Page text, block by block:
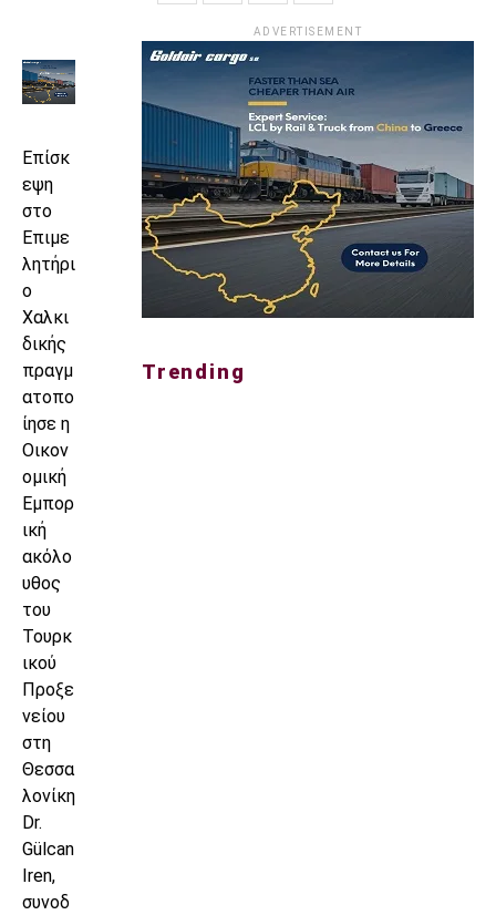
Επίσκ
εψη
στο
Επιμε
λητήρι
ο
Χαλκι
δικής
πραγμ
ατοπο
ίησε η
Οικον
ομική
Εμπορ
ική
ακόλο
υθος
του
Τουρκ
ικού
Προξε
νείου
στη
Θεσσα
λονίκη
Dr.
Gülcan
Iren,
συνοδ
ADVERTISEMENT
Trending